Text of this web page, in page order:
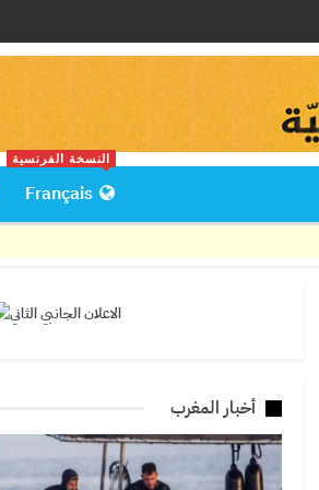
Français
النسخة الفرنسية
أخبار المغرب